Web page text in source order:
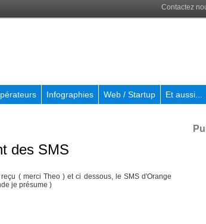
Contactez
Infographies Web / Startup Et aussi...
des SMS
( merci Theo ) et ci dessous, le SMS d'Orange
je présume )